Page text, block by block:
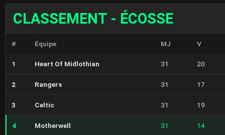
CLASSEMENT - ÉCOSSE
# Équipe MJ V
1 Heart Of Midlothian 31 20
2 Rangers 31 17
3 Celtic 31 19
4 Motherwell 31 14